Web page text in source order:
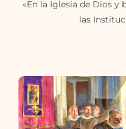
«En la Iglesia de Dios y
las